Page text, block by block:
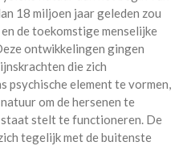
18 miljoen jaar geleden zou
de toekomstige menselijke
ontwikkelingen gingen
die zich
psychische element te vormen,
om de hersenen te
stelt te functioneren. De
tegelijk met de buitenste